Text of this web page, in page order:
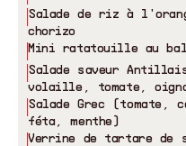
Salade de riz à l '
chorizo
Mini ratatouille au
Salade saveur
volaille, tomate,
Salade Grec (tomate,
féta, menthe)
Verrine de tartare de